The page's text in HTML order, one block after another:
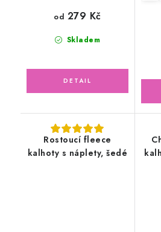
Skladem
od 279 Kč
Rostoucí fleece
kalhoty s náplety, šedé